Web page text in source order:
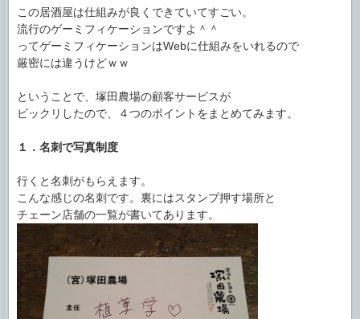
この居酒屋は仕組みが良くできていてすごい。
流行のゲーミフィケーションですよ＾＾
ってゲーミフィケーションはWebに仕組みをいれるので
厳密には違うけどｗｗ
ということで、塚田農場の顧客サービスが
ビックリしたので、４つのポイントをまとめてみます。
１．名刺で写真制度
行くと名刺がもらえます。
こんな感じの名刺です。裏にはスタンプ押す場所と
チェーン店舗の一覧が書いてあります。